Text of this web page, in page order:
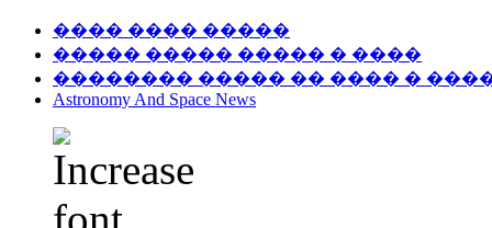
���� ���� �����
����� ����� ����� � ����
�������� ����� �� ���� �
Astronomy And Space News